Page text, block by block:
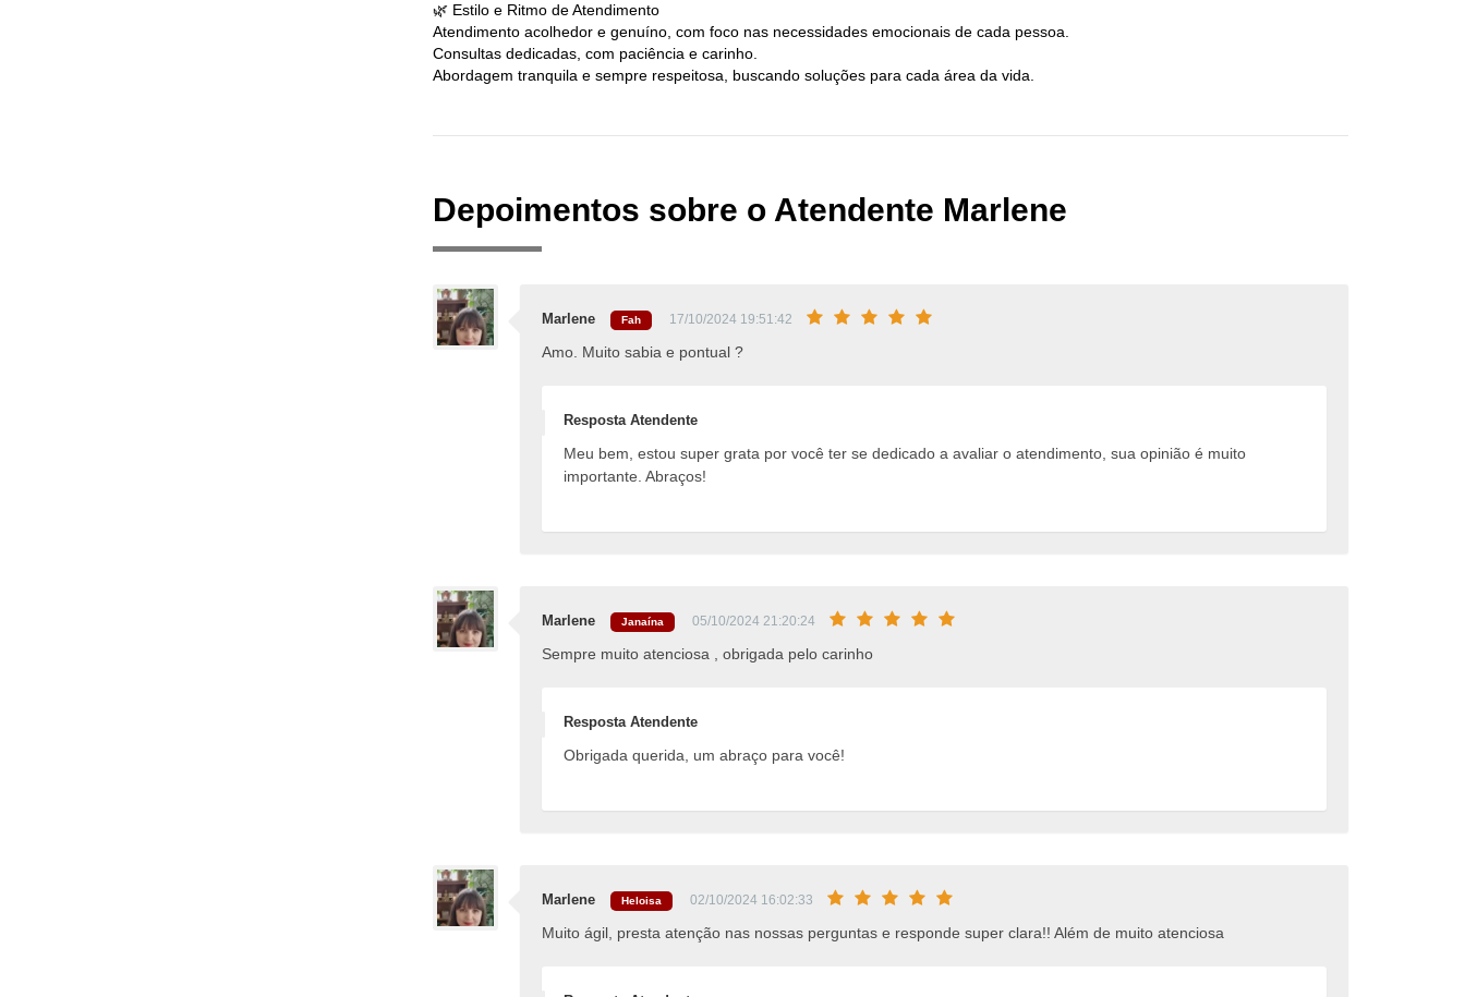
🌿 Estilo e Ritmo de Atendimento
Atendimento acolhedor e genuíno, com foco nas necessidades emocionais de cada pessoa.
Consultas dedicadas, com paciência e carinho.
Abordagem tranquila e sempre respeitosa, buscando soluções para cada área da vida.
Depoimentos sobre o Atendente Marlene
Marlene Fah 17/10/2024 19:51:42
Amo. Muito sabia e pontual ?
Resposta Atendente
Meu bem, estou super grata por você ter se dedicado a avaliar o atendimento, sua opinião é muito
importante. Abraços!
Marlene Janaína 05/10/2024 21:20:24
Sempre muito atenciosa , obrigada pelo carinho
Resposta Atendente
Obrigada querida, um abraço para você!
Marlene Heloisa 02/10/2024 16:02:33
Muito ágil, presta atenção nas nossas perguntas e responde super clara!! Além de muito atenciosa